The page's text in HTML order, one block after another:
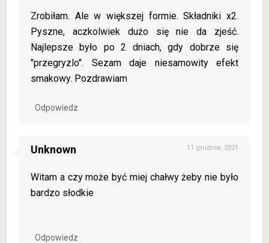
Zrobiłam. Ale w większej formie. Składniki x2.
Pyszne, aczkolwiek dużo się nie da zjeść.
Najlepsze było po 2 dniach, gdy dobrze się
"przegryzlo". Sezam daje niesamowity efekt
smakowy. Pozdrawiam
Odpowiedz
Unknown 11 grudnia, 2021
Witam a czy może być miej chałwy żeby nie było
bardzo słodkie
Odpowiedz